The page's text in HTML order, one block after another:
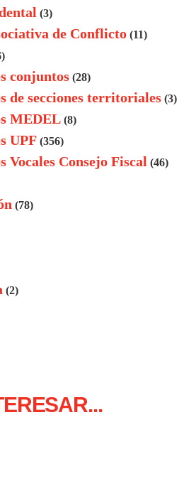
(3)
de Conflicto (11)
conjuntos (28)
de secciones territoriales (3)
MEDEL (8)
UPF (356)
Vocales Consejo Fiscal (46)
(78)
(2)